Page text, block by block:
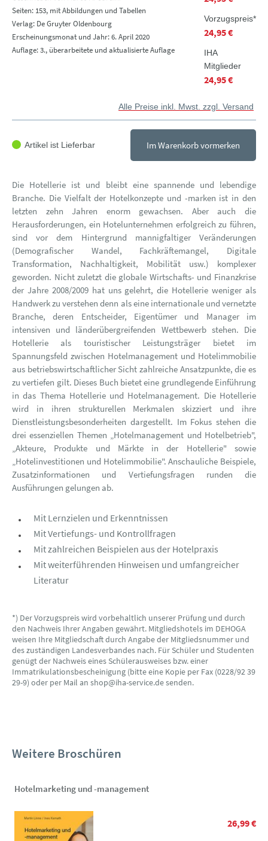
Seiten: 153, mit Abbildungen und Tabellen
Verlag: De Gruyter Oldenbourg
Erscheinungsmonat und Jahr: 6. April 2020
Auflage: 3., überarbeitete und aktualisierte Auflage
Vorzugspreis*
24,95 €
IHA
Mitglieder
24,95 €
Alle Preise inkl. Mwst. zzgl. Versand
Artikel ist Lieferbar Im Warenkorb vormerken
Die Hotellerie ist und bleibt eine spannende und lebendige
Branche. Die Vielfalt der Hotelkonzepte und -marken ist in den
letzten zehn Jahren enorm gewachsen. Aber auch die
Herausforderungen, ein Hotelunternehmen erfolgreich zu führen,
sind vor dem Hintergrund mannigfaltiger Veränderungen
(Demografischer Wandel, Fachkräftemangel, Digitale
Transformation, Nachhaltigkeit, Mobilität usw.) komplexer
geworden. Nicht zuletzt die globale Wirtschafts- und Finanzkrise
der Jahre 2008/2009 hat uns gelehrt, die Hotellerie weniger als
Handwerk zu verstehen denn als eine internationale und vernetzte
Branche, deren Entscheider, Eigentümer und Manager im
intensiven und länderübergreifenden Wettbewerb stehen. Die
Hotellerie als touristischer Leistungsträger bietet im
Spannungsfeld zwischen Hotelmanagement und Hotelimmobilie
aus betriebswirtschaftlicher Sicht zahlreiche Ansatzpunkte, die es
zu vertiefen gilt. Dieses Buch bietet eine grundlegende Einführung
in das Thema Hotellerie und Hotelmanagement. Die Hotellerie
wird in ihren strukturellen Merkmalen skizziert und ihre
Dienstleistungsbesonderheiten dargestellt. Im Fokus stehen die
drei essenziellen Themen „Hotelmanagement und Hotelbetrieb",
„Akteure, Produkte und Märkte in der Hotellerie" sowie
„Hotelinvestitionen und Hotelimmobilie". Anschauliche Beispiele,
Zusatzinformationen und Vertiefungsfragen runden die
Ausführungen gelungen ab.
Mit Lernzielen und Erkenntnissen
Mit Vertiefungs- und Kontrollfragen
Mit zahlreichen Beispielen aus der Hotelpraxis
Mit weiterführenden Hinweisen und umfangreicher
Literatur
*) Der Vorzugspreis wird vorbehaltlich unserer Prüfung und durch
den Nachweis Ihrer Angaben gewährt. Mitgliedshotels im DEHOGA
weisen Ihre Mitgliedschaft durch Angabe der Mitgliedsnummer und
des zuständigen Landesverbandes nach. Für Schüler und Studenten
genügt der Nachweis eines Schülerausweises bzw. einer
Immatrikulationsbescheinigung (bitte eine Kopie per Fax (0228/92 39
29-9) oder per Mail an shop@iha-service.de senden.
Weitere Broschüren
Hotelmarketing und -management
26,99 €